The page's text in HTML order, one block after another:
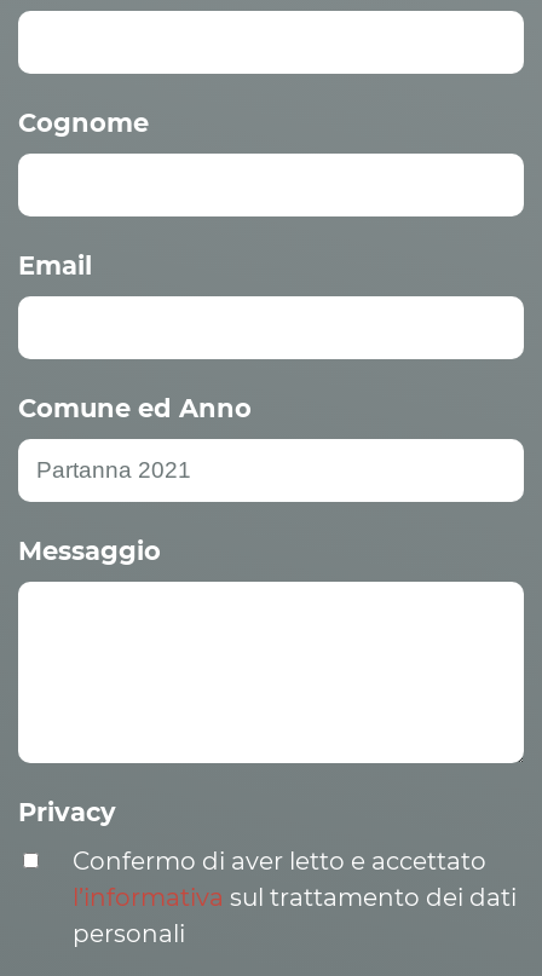
Cognome
Email
Comune ed Anno
Messaggio
Privacy
Confermo di aver letto e accettato
l’informativa sul trattamento dei dati
personali